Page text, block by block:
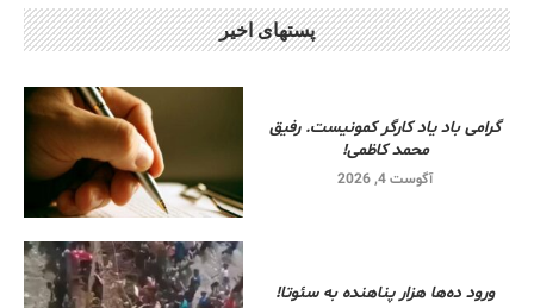
پستهای اخیر
گرامی باد یاد کارگر کمونیست. رفیق
محمد کاظمی!
آگوست 4, 2026
ورود ده‌ها هزار پناهنده به سئوتا!